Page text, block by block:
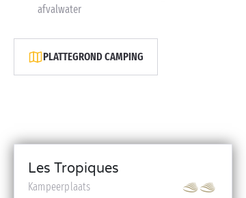
afvalwater
PLATTEGROND CAMPING
Les Tropiques
Kampeerplaats